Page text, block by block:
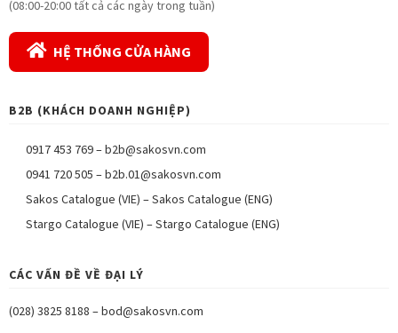
(08:00-20:00 tất cả các ngày trong tuần)
HỆ THỐNG CỬA HÀNG
B2B (KHÁCH DOANH NGHIỆP)
0917 453 769–b2b@sakosvn.com
0941 720 505 –b2b.01@sakosvn.com
Sakos Catalogue (VIE) –Sakos Catalogue (ENG)
Stargo Catalogue (VIE) –Stargo Catalogue (ENG)
CÁC VẤN ĐỀ VỀ ĐẠI LÝ
(028) 3825 8188 –bod@sakosvn.com